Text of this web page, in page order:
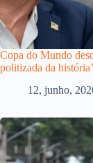
Copa do Mundo
politizada da história’
12, junho,